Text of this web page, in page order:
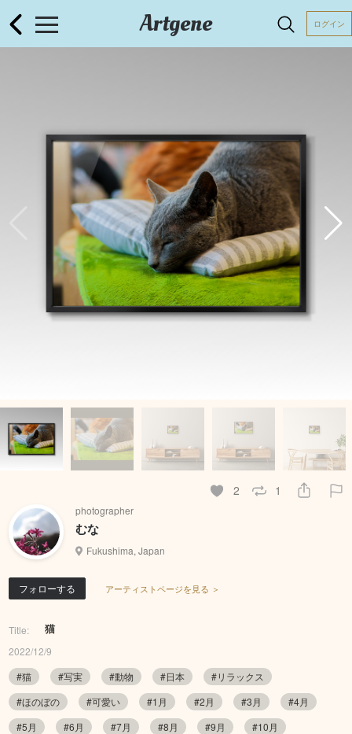
Artgene ログイン
2 1
photographer
むな
Fukushima, Japan
フォローする アーティストページを見る ＞
Title: 猫
2022/12/9
#猫
#写実 #動物 #日本
#リラックス
#ほのぼの
#可愛い #1月 #2月 #3月
#4月
#5月
#6月 #7月 #8月 #9月
#10月